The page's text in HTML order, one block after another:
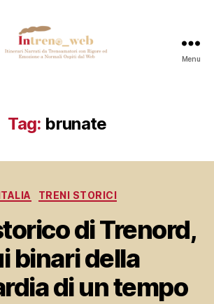
Menu
Tag: brunate
Categorie
TRENI STORICI
di Trenord,
binari della
di un tempo